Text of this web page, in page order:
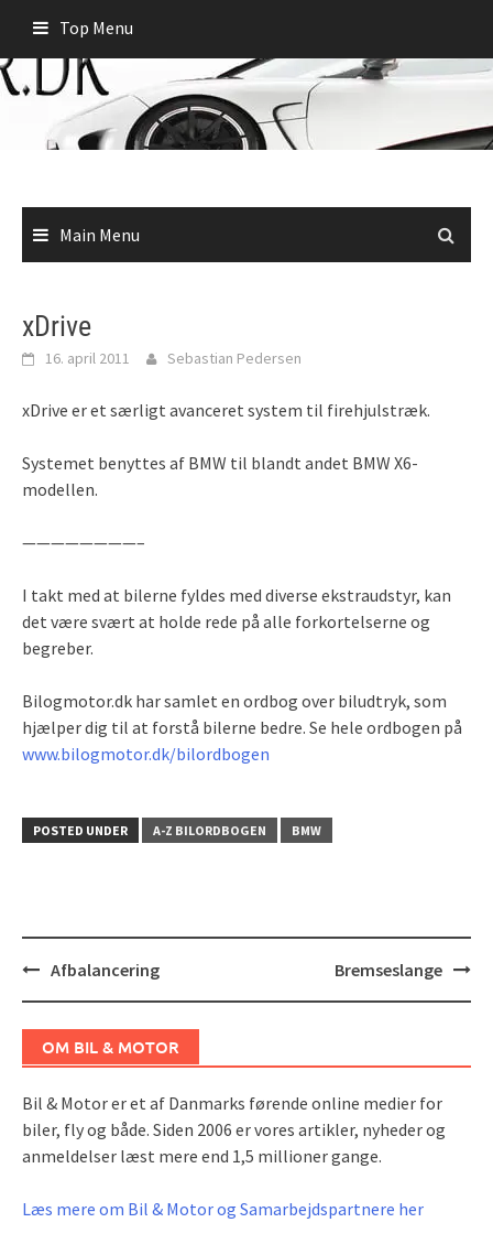
content
Top Menu
Main Menu
xDrive
16. april 2011 Sebastian Pedersen
xDrive er et særligt avanceret system til firehjulstræk.
Systemet benyttes af BMW til blandt andet BMW X6-
modellen.
————————–
I takt med at bilerne fyldes med diverse ekstraudstyr, kan
det være svært at holde rede på alle forkortelserne og
begreber.
Bilogmotor.dk har samlet en ordbog over biludtryk, som
hjælper dig til at forstå bilerne bedre. Se hele ordbogen på
www.bilogmotor.dk/bilordbogen
POSTED UNDER A-Z BILORDBOGEN BMW
PostAfbalancering Bremseslange
OM BIL & MOTOR
Bil & Motor er et af Danmarks førende online medier for
biler, fly og både. Siden 2006 er vores artikler, nyheder og
anmeldelser læst mere end 1,5 millioner gange.
Læs mere om Bil & Motor og Samarbejdspartnere her